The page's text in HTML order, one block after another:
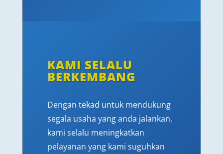
KAMI SELALU
BERKEMBANG
Dengan tekad untuk mendukung
segala usaha yang anda jalankan,
kami selalu meningkatkan
pelayanan yang kami suguhkan